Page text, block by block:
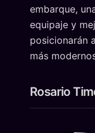
embarque,
equipaje y
posicionarán
más
Rosario